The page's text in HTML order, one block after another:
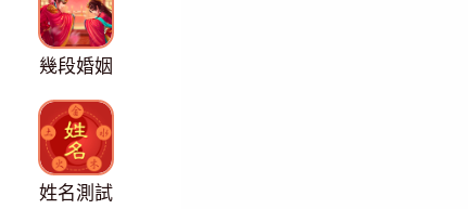
幾段婚姻
姓名測試